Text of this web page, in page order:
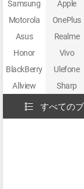
Samsung Apple
Motorola
OnePlus
Asus
Realme
Honor
Vivo
BlackBerry
Ulefone
Allview
Sharp
すべての